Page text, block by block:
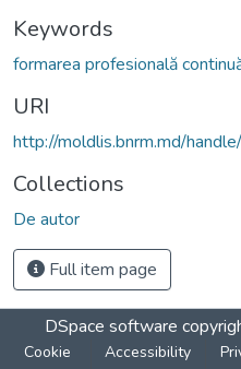
Keywords
formarea profesională
URI
http://moldlis.bnrm.md/
Collections
De autor
Full item page
DSpace software
Cookie
Accessibility